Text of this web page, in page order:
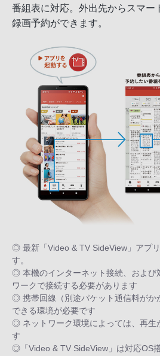
番組表に対応。外出先からスマー
録画予約ができます。
◎ 最新「Video & TV SideView」アプ
す。
◎ 本機のインターネット接続、および
ワークで接続する必要があります
◎ 携帯回線（別途パケット通信料がか
できる環境が必要です
◎ ネットワーク環境によっては、再生
す
◎「Video & TV SideView」は対応OS